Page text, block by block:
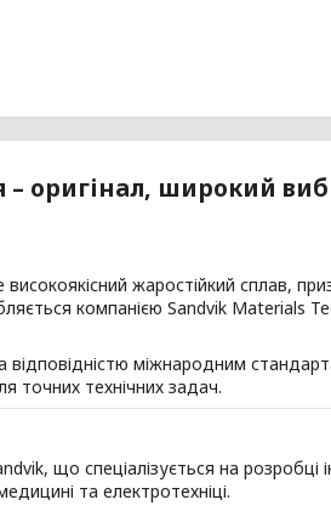
оригінал, широкий
жаростійкий сплав,
компанією Sandvik Materials
відповідністю міжнародним
точних технічних задач.
що спеціалізується на розробці
та електротехніці.